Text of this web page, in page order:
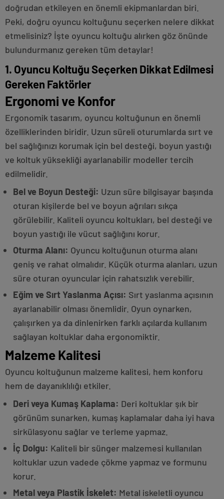
doğrudan etkileyen en önemli ekipmanlardan biri.
Peki, doğru oyuncu koltuğunu seçerken nelere dikkat
etmelisiniz? İşte oyuncu koltuğu alırken göz önünde
bulundurmanız gereken tüm detaylar!
1. Oyuncu Koltuğu Seçerken Dikkat Edilmesi
Gereken Faktörler
Ergonomi ve Konfor
Ergonomik tasarım, oyuncu koltuğunun en önemli
özelliklerinden biridir. Uzun süreli oturumlarda sırt ve
bel sağlığınızı korumak için bel desteği, boyun yastığı
ve koltuk yüksekliği ayarlanabilir modeller tercih
edilmelidir.
Bel ve Boyun Desteği: Uzun süre bilgisayar başında
oturan kişilerde bel ve boyun ağrıları sıkça
görülebilir. Kaliteli oyuncu koltukları, bel desteği ve
boyun yastığı ile vücut sağlığını korur.
Oturma Alanı: Oyuncu koltuğunun oturma alanı
geniş ve rahat olmalıdır. Küçük oturma alanları, uzun
süre oturan oyuncular için rahatsızlık verebilir.
Eğim ve Sırt Yaslanma Açısı: Sırt yaslanma açısının
ayarlanabilir olması önemlidir. Oyun oynarken,
çalışırken ya da dinlenirken farklı açılarda kullanım
sağlayan koltuklar daha ergonomiktir.
Malzeme Kalitesi
Oyuncu koltuğunun malzeme kalitesi, hem konforu
hem de dayanıklılığı etkiler.
Deri veya Kumaş Kaplama: Deri koltuklar şık bir
görünüm sunarken, kumaş kaplamalar daha iyi hava
sirkülasyonu sağlar ve terleme yapmaz.
İç Dolgu: Kaliteli bir sünger malzemesi kullanılan
koltuklar uzun vadede çökme yapmaz ve formunu
korur.
Metal veya Plastik İskelet: Metal iskeletli oyuncu